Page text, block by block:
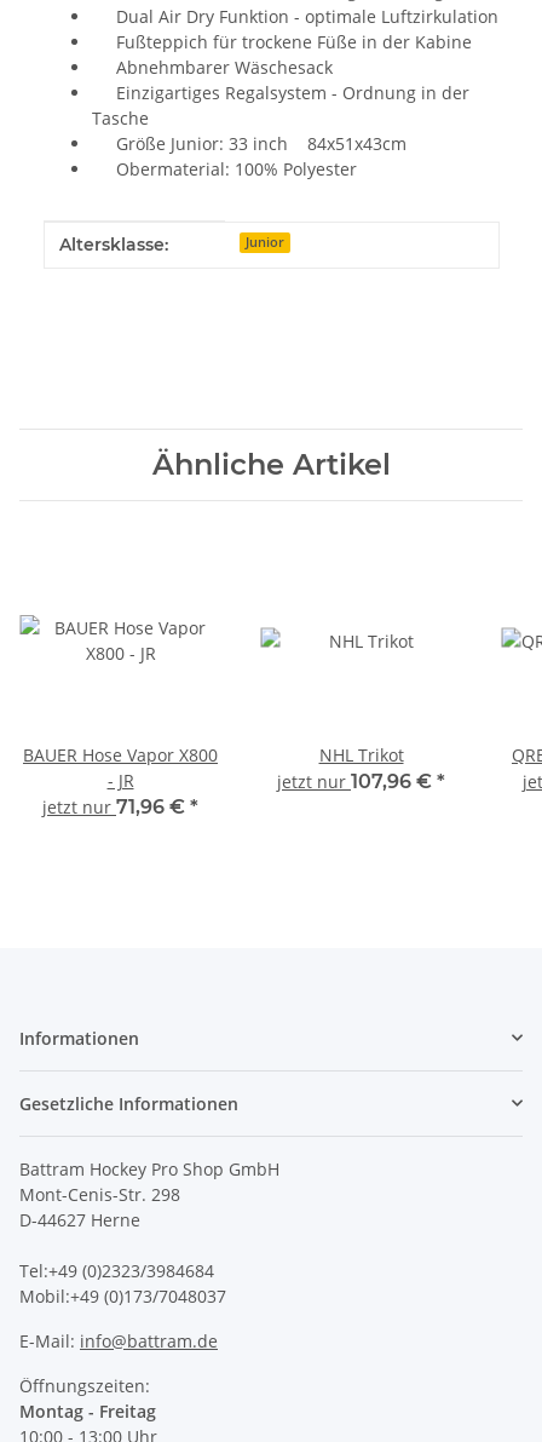
Dual Air Dry Funktion - optimale Luftzirkulation
Fußteppich für trockene Füße in der Kabine
Abnehmbarer Wäschesack
Einzigartiges Regalsystem - Ordnung in der
Tasche
Größe Junior: 33 inch 84x51x43cm
Obermaterial: 100% Polyester
Produkteigenschaft
Wert
Altersklasse: Junior
Ähnliche Artikel
BAUER Hose Vapor X800
- JR
jetzt nur 71,96 € *
NHL Trikot
jetzt nur 107,96 € *
Informationen
Gesetzliche Informationen
Battram Hockey Pro Shop GmbH
Mont-Cenis-Str. 298
D-44627 Herne
Tel:+49 (0)2323/3984684
Mobil:+49 (0)173/7048037
E-Mail: info@battram.de
Öffnungszeiten:
Montag - Freitag
10:00 - 13:00 Uhr